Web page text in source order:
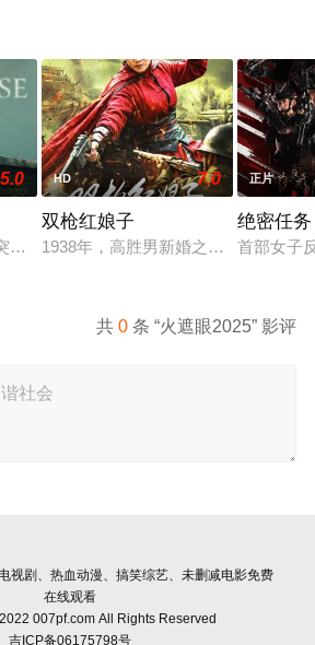
5.0
遭诡异变故，被困在自家房屋中超过
HD 7.0
双枪红娘子
1938年，高胜男新婚之日，丈夫被
正片
绝密任务
首部女子
共0 条 “火遮眼2025” 影评
视剧、热血动漫、搞笑综艺、未删减电影免费
在线观看
007pf.com All Rights Reserved
吉ICP备06175798号